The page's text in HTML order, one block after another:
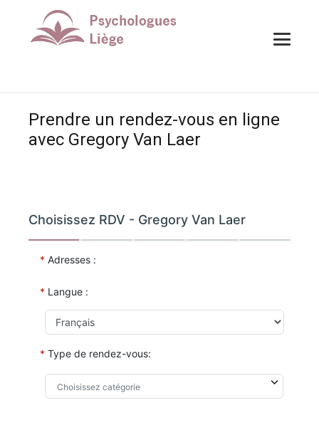
Prendre un rendez-vous en ligne
avec Gregory Van Laer